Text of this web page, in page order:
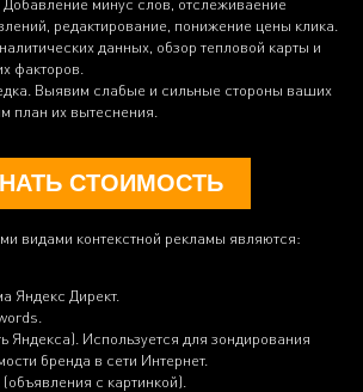
редактирование, понижение цены клика.
данных, обзор тепловой карты и
факторов.
Выявим слабые и сильные стороны ваших
план их вытеснения.
СТОИМОСТЬ
видами контекстной рекламы являются:
Яндекс Директ.
Яндекса). Используется для зондирования
бренда в сети Интернет.
с картинкой).